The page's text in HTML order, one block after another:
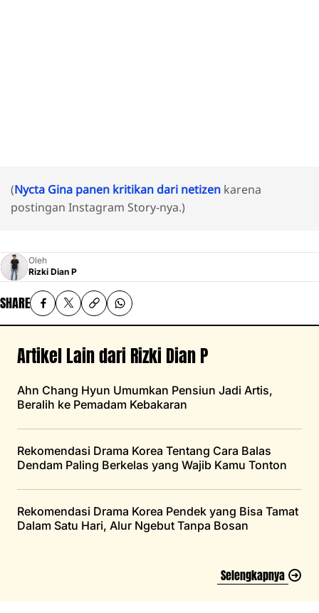
(Nycta Gina panen kritikan dari netizen karena
postingan Instagram Story-nya.)
Oleh
Rizki Dian P
SHARE
Artikel Lain dari Rizki Dian P
Ahn Chang Hyun Umumkan Pensiun Jadi Artis,
Beralih ke Pemadam Kebakaran
Rekomendasi Drama Korea Tentang Cara Balas
Dendam Paling Berkelas yang Wajib Kamu Tonton
Rekomendasi Drama Korea Pendek yang Bisa Tamat
Dalam Satu Hari, Alur Ngebut Tanpa Bosan
Selengkapnya